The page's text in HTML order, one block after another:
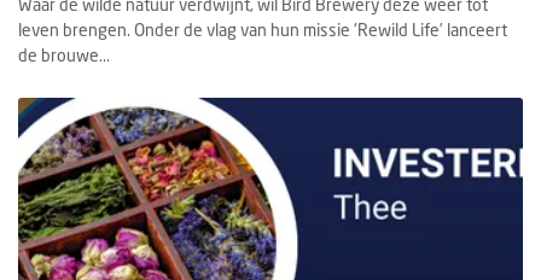
Waar de wilde natuur verdwijnt, wil Bird Brewery deze weer tot
leven brengen. Onder de vlag van hun missie 'Rewild Life’ lanceert
de brouwe...